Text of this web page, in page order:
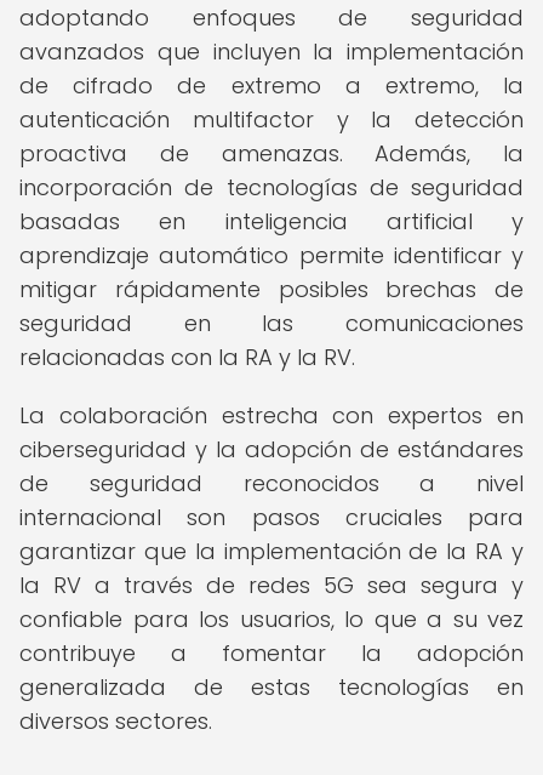
adoptando enfoques de seguridad
avanzados que incluyen la implementación
de cifrado de extremo a extremo, la
autenticación multifactor y la detección
proactiva de amenazas. Además, la
incorporación de tecnologías de seguridad
basadas en inteligencia artificial y
aprendizaje automático permite identificar y
mitigar rápidamente posibles brechas de
seguridad en las comunicaciones
relacionadas con la RA y la RV.
La colaboración estrecha con expertos en
ciberseguridad y la adopción de estándares
de seguridad reconocidos a nivel
internacional son pasos cruciales para
garantizar que la implementación de la RA y
la RV a través de redes 5G sea segura y
confiable para los usuarios, lo que a su vez
contribuye a fomentar la adopción
generalizada de estas tecnologías en
diversos sectores.